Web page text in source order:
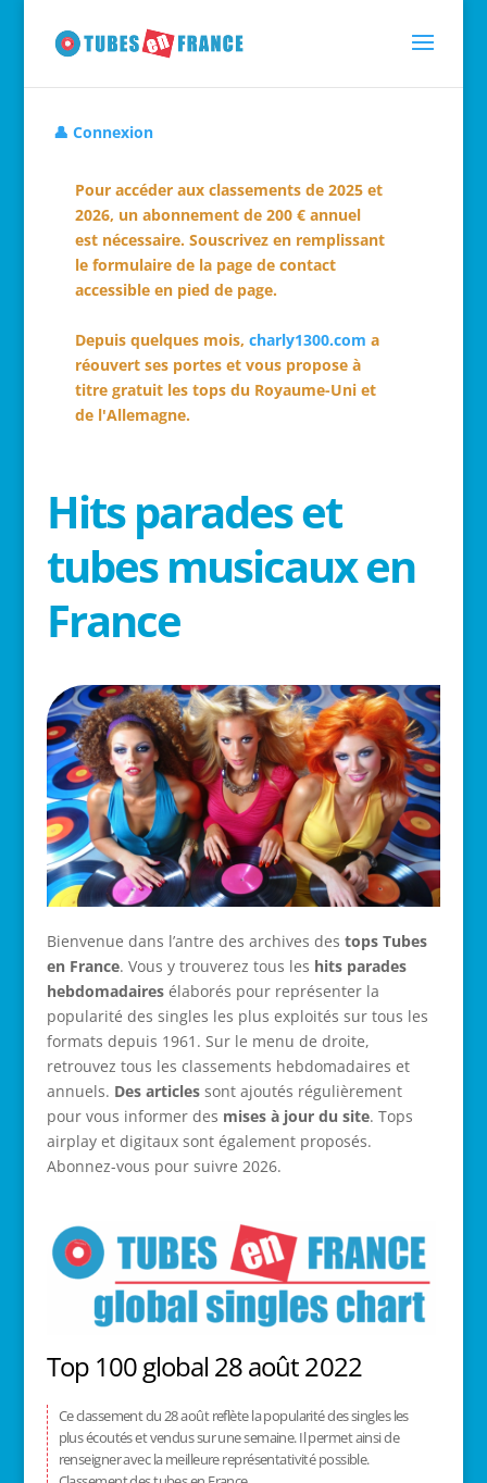
👤 Connexion
Pour accéder aux classements de 2025 et
2026, un abonnement de 200 € annuel
est nécessaire. Souscrivez en remplissant
le formulaire de la page de contact
accessible en pied de page.
Depuis quelques mois, charly1300.com a
réouvert ses portes et vous propose à
titre gratuit les tops du Royaume-Uni et
de l'Allemagne.
Hits parades et
tubes musicaux en
France
Bienvenue dans l’antre des archives des tops Tubes
en France. Vous y trouverez tous les hits parades
hebdomadairesélaborés pour représenter la
popularité des singles les plus exploités sur tous les
formats depuis 1961. Sur le menu de droite,
retrouvez tous les classements hebdomadaires et
annuels. Des articles sont ajoutés régulièrement
pour vous informer des mises à jour du site. Tops
airplay et digitaux sont également proposés.
Abonnez-vous pour suivre 2026.
Top 100 global 28 août 2022
Ce classement du 28 août reflète la popularité des singles les
plus écoutés et vendus sur une semaine. Il permet ainsi de
renseigner avec la meilleure représentativité possible.